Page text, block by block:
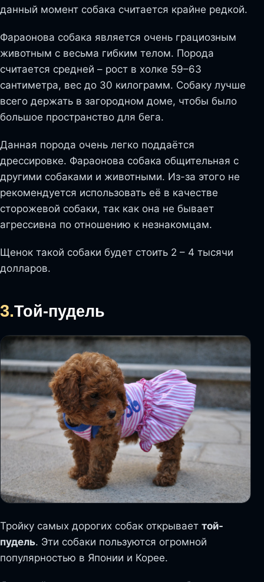
данный момент собака считается крайне редкой.
Фараонова собака является очень грациозным
животным с весьма гибким телом. Порода
считается средней – рост в холке 59–63
сантиметра, вес до 30 килограмм. Собаку лучше
всего держать в загородном доме, чтобы было
большое пространство для бега.
Данная порода очень легко поддаётся
дрессировке. Фараонова собака общительная с
другими собаками и животными. Из-за этого не
рекомендуется использовать её в качестве
сторожевой собаки, так как она не бывает
агрессивна по отношению к незнакомцам.
Щенок такой собаки будет стоить 2 – 4 тысячи
долларов.
3.Той-пудель
Тройку самых дорогих собак открывает той-
пудель. Эти собаки пользуются огромной
популярностью в Японии и Корее.